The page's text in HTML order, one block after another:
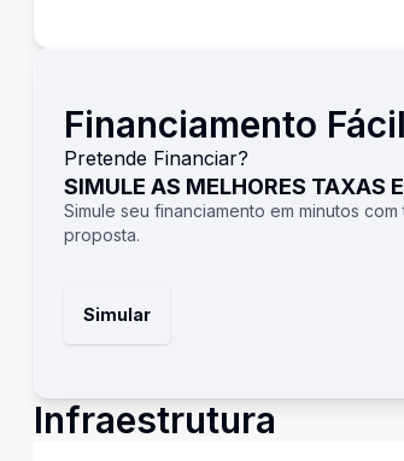
Financiamento Fácil
Pretende Financiar?
SIMULE AS MELHORES TAXAS
Simule seu financiamento em minutos
proposta.
Simular
Infraestrutura